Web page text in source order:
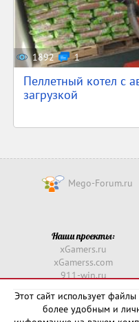
1892 1
Пеллетный котел с
загрузкой
Mego-Forum.ru
Наши проекты:
xGamers.ru
xGamerss.com
911-win.ru
Copyright
Этот сайт использует
более удобным и